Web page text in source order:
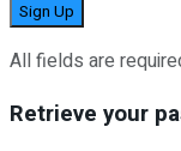
All fields are
Retrieve your